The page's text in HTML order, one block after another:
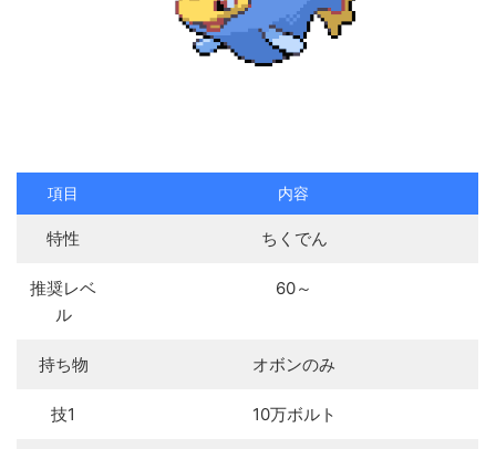
項目 内容
特性 ちくでん
推奨レベ
ル
60～
持ち物 オボンのみ
技1 10万ボルト